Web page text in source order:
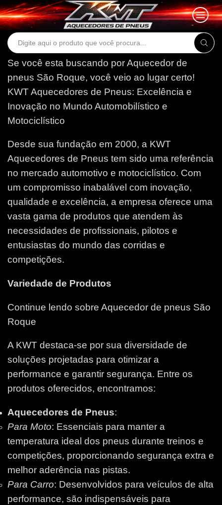
Search
Se você esta buscando por Aquecedor de
pneus São Roque, você veio ao lugar certo!
KWT Aquecedores de Pneus: Excelência e
Inovação no Mundo Automobilístico e
Motociclístico
Desde sua fundação em 2000, a KWT
Aquecedores de Pneus tem sido uma referência
no mercado automotivo e motociclístico. Com
um compromisso inabalável com inovação,
qualidade e excelência, a empresa oferece uma
vasta gama de produtos que atendem às
necessidades de profissionais, pilotos e
entusiastas do mundo das corridas e
competições.
Variedade de Produtos
Continue lendo sobre Aquecedor de pneus São
Roque
A KWT destaca-se por sua diversidade de
soluções projetadas para otimizar a
performance e garantir segurança. Entre os
produtos oferecidos, encontramos:
Aquecedores de Pneus:
Para Moto: Essenciais para manter a
temperatura ideal dos pneus durante treinos e
competições, proporcionando segurança extra e
melhor aderência nas pistas.
Para Carro: Desenvolvidos para veículos de alta
performance, são indispensáveis para